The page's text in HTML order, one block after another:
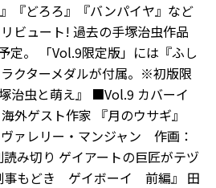
『どろろ』『バンパイヤ』など
ビュート! 過去の手塚治虫作品
定。 「Vol.9限定版」には『ふし
クターメダルが付属。※初版限
治虫と萌え』 ■Vol.9 カバーイ
外ゲスト作家 『月のウサギ』
ァレリー・マンジャン 作画：
み切り ゲイアートの巨匠がテヅ
事もどき ゲイボーイ 前編』 田